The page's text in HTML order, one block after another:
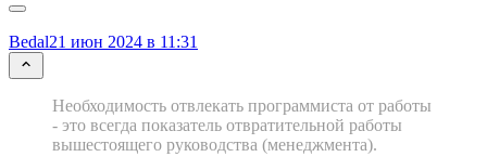
Bedal21 июн 2024 в 11:31
Необходимость отвлекать программиста от работы
- это всегда показатель отвратительной работы
вышестоящего руководства (менеджмента).